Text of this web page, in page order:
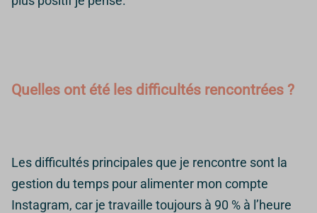
Quelles ont été les difficultés rencontrées ?
Les difficultés principales que je rencontre sont la
gestion du temps pour alimenter mon compte
Instagram, car je travaille toujours à 90 % à l’heure